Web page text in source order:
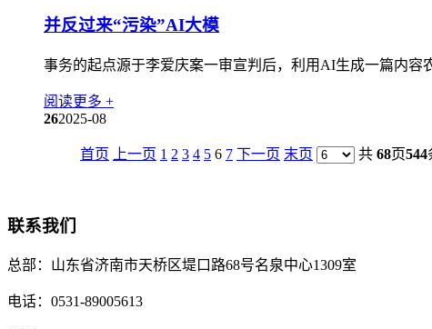
并反过来“污染”AI大模
事务的起点源于李爱庆案一审宣判后，利用AI生成一篇内
阅读更多 +
262025-08
首页 上一页 1 2 3 4 5 6 7 下一页 末页 共 68页544
联系我们
总部： 山东省济南市天桥区堤口路68号名泉中心1309室
电话： 0531-89005613